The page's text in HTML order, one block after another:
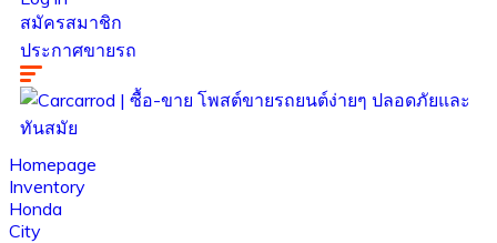
สมัครสมาชิก
ประกาศขายรถ
Homepage
Inventory
Honda
City